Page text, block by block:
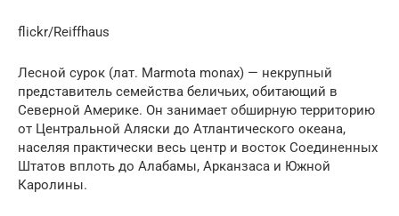
flickr/Reiffhaus
Лесной сурок (лат. Marmota monax) — некрупный
представитель семейства беличьих, обитающий в
Северной Америке. Он занимает обширную территорию
от Центральной Аляски до Атлантического океана,
населяя практически весь центр и восток Соединенных
Штатов вплоть до Алабамы, Арканзаса и Южной
Каролины.